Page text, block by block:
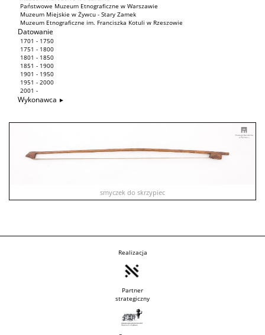
Państwowe Muzeum Etnograficzne w Warszawie
Muzeum Miejskie w Żywcu - Stary Zamek
Muzeum Etnograficzne im. Franciszka Kotuli w Rzeszowie
Datowanie
1701 - 1750
1751 - 1800
1801 - 1850
1851 - 1900
1901 - 1950
1951 - 2000
2001 -
Wykonawca
smyczek do skrzypiec
Realizacja
Partner
strategiczny